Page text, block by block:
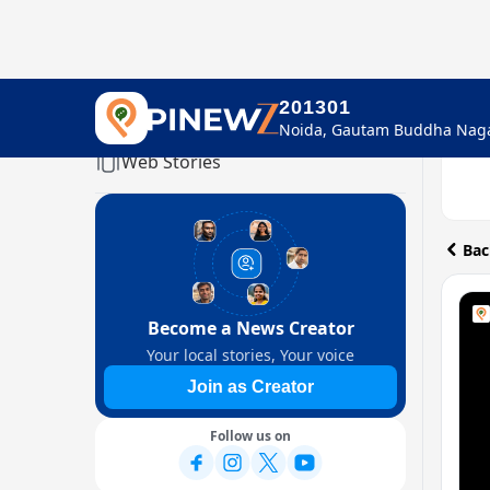
201301
Home
Web Stories
Become a News Creator
Your local stories, Your voice
Join as Creator
Follow us on